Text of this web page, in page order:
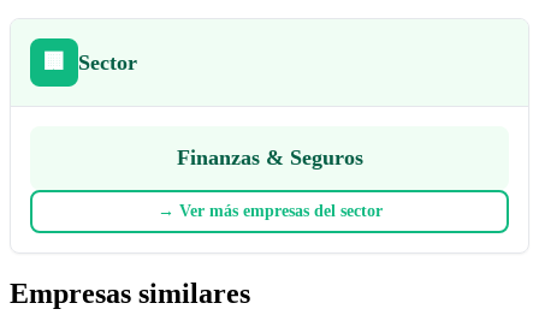
🏢 Sector
Finanzas & Seguros
→ Ver más empresas del sector
Empresas similares